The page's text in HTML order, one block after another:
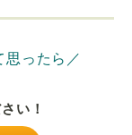
ったら／
い！